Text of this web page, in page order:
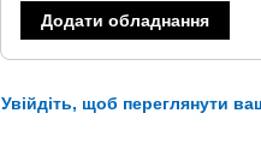
Додати обладнання
Увійдіть, щоб переглянути